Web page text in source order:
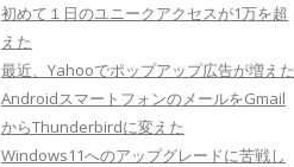
初めて１日のユニークアクセスが1万を超
えた
最近、Yahooでポップアップ広告が増えた
AndroidスマートフォンのメールをGmail
からThunderbirdに変えた
Windows11へのアップグレードに苦戦し